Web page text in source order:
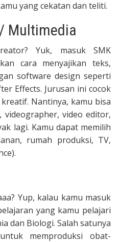
yang cekatan dan teliti.
Multimedia
Yuk, masuk SMK
cara menyajikan teks,
software design seperti
Effects. Jurusan ini cocok
Nantinya, kamu bisa
videographer, video editor,
lagi. Kamu dapat memilih
rumah produksi, TV,
Yup, kalau kamu masuk
yang kamu pelajari
dan Biologi. Salah satunya
memproduksi obat-